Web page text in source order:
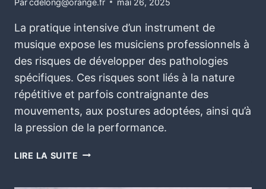
La pratique intensive d’un instrument de
musique expose les musiciens professionnels à
des risques de développer des pathologies
spécifiques. Ces risques sont liés à la nature
répétitive et parfois contraignante des
mouvements, aux postures adoptées, ainsi qu’à
la pression de la performance.
LIRE LA SUITE